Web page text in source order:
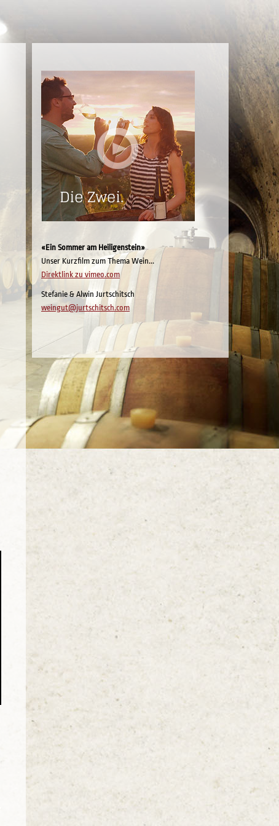
«Ein Sommer am Heiligenstein»
Unser Kurzfilm zum Thema Wein...
Direktlink zu vimeo.com
Stefanie & Alwin Jurtschitsch
weingut@jurtschitsch.com